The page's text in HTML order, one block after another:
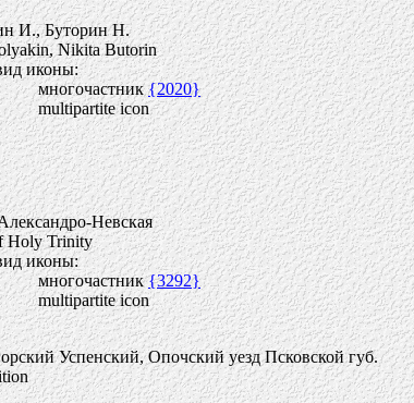
И., Буторин Н.
Nikita Butorin
иконы:
многочастник{2020}
multipartite icon
Невская
Holy Trinity
иконы:
многочастник{3292}
multipartite icon
Успенский, Опочский уезд Псковской губ.